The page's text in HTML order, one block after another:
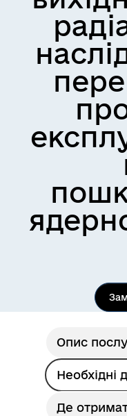
Опис
Необхідні
Де